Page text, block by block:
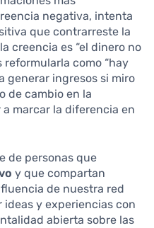
negativa, intenta
que contrarreste la
creencia es “el dinero no
reformularla como “hay
generar ingresos si miro
de cambio en la
marcar la diferencia en
de personas que
y que compartan
de nuestra red
y experiencias con
abierta sobre las